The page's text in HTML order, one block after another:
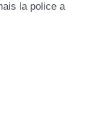
la police a